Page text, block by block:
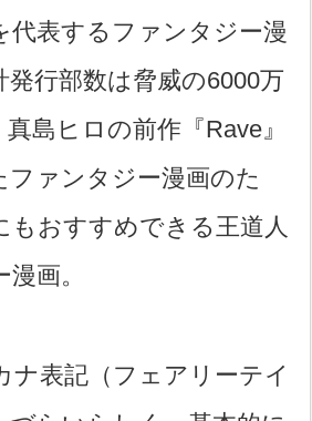
代表するファンタジー漫
行部数は脅威の6000万
島ヒロの前作『Rave』
ファンタジー漫画のた
もおすすめできる王道人
画。
ナ表記（フェアリーテイ